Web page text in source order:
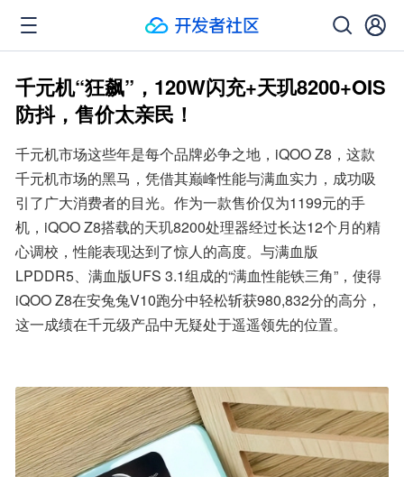
千元机“狂飙”，120W闪充+天玑8200+OIS
防抖，售价太亲民！
千元机市场这些年是每个品牌必争之地，iQOO Z8，这款
千元机市场的黑马，凭借其巅峰性能与满血实力，成功吸
引了广大消费者的目光。作为一款售价仅为1199元的手
机，iQOO Z8搭载的天玑8200处理器经过长达12个月的精
心调校，性能表现达到了惊人的高度。与满血版
LPDDR5、满血版UFS 3.1组成的“满血性能铁三角”，使得
iQOO Z8在安兔兔V10跑分中轻松斩获980,832分的高分，
这一成绩在千元级产品中无疑处于遥遥领先的位置。